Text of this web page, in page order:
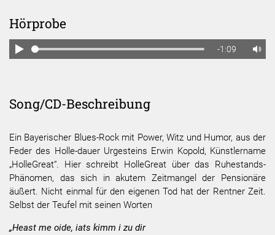
Hörprobe
-1:09
Song/CD-Beschreibung
Ein Bayerischer Blues-Rock mit Power, Witz und Humor, aus der
Feder des Holle-dauer Urgesteins Erwin Kopold, Künstlername
„HolleGreat“. Hier schreibt HolleGreat über das Ruhestands-
Phänomen, das sich in akutem Zeitmangel der Pensionäre
äußert. Nicht einmal für den eigenen Tod hat der Rentner Zeit.
Selbst der Teufel mit seinen Worten
„Heast me oide, iats kimm i zu dir